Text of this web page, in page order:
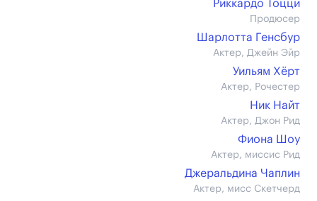
Риккардо Тоцци
Продюсер
Шарлотта Генсбур
Актер, Джейн Эйр
Уильям Хёрт
Актер, Рочестер
Ник Найт
Актер, Джон Рид
Фиона Шоу
Актер, миссис Рид
Джеральдина Чаплин
Актер, мисс Скетчерд